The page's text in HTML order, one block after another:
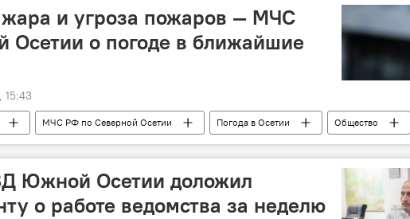
и угроза пожаров — МЧС
Осетии о погоде в ближайшие
15:43
МЧС РФ по Северной Осетии Погода в Осетии
Общество
Южной Осетии доложил
о работе ведомства за неделю